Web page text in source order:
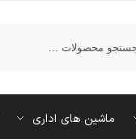
ماشین‌ های اداری